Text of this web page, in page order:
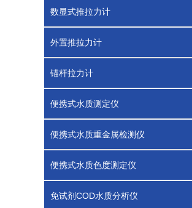
数显式推拉力计
外置推拉力计
锚杆拉力计
便携式水质测定仪
便携式水质重金属检测仪
便携式水质色度测定仪
免试剂COD水质分析仪